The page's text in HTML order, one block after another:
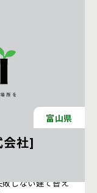
富山県
社]
敗しない建て替え